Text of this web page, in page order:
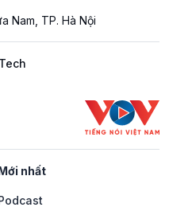
Nam, TP. Hà Nội
nhất